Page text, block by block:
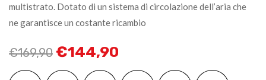
multistrato. Dotato di un sistema di circolazione dell’aria che
ne garantisce un costante ricambio
€169,90 €144,90